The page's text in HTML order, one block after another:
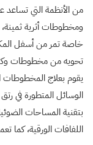
من الأنظمة التي تساعد
ومخطوطات أثرية
خاصة تمر من أسفل
تحويه من مخطوطات
يقوم بعلاج المخطوطات
الوسائل المتطورة في
بتقنية المساحات
اللفافات الورقية،